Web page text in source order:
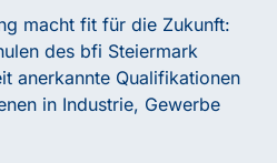
macht fit für die Zukunft:
des bfi Steiermark
anerkannte Qualifikationen
in Industrie, Gewerbe